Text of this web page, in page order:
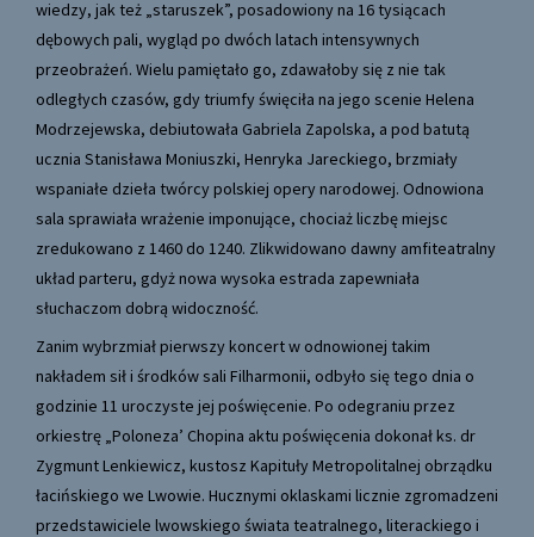
wiedzy, jak też „staruszek”, posadowiony na 16 tysiącach
dębowych pali, wygląd po dwóch latach intensywnych
przeobrażeń. Wielu pamiętało go, zdawałoby się z nie tak
odległych czasów, gdy triumfy święciła na jego scenie Helena
Modrzejewska, debiutowała Gabriela Zapolska, a pod batutą
ucznia Stanisława Moniuszki, Henryka Jareckiego, brzmiały
wspaniałe dzieła twórcy polskiej opery narodowej. Odnowiona
sala sprawiała wrażenie imponujące, chociaż liczbę miejsc
zredukowano z 1460 do 1240. Zlikwidowano dawny amfiteatralny
układ parteru, gdyż nowa wysoka estrada zapewniała
słuchaczom dobrą widoczność.
Zanim wybrzmiał pierwszy koncert w odnowionej takim
nakładem sił i środków sali Filharmonii, odbyło się tego dnia o
godzinie 11 uroczyste jej poświęcenie. Po odegraniu przez
orkiestrę „Poloneza’ Chopina aktu poświęcenia dokonał ks. dr
Zygmunt Lenkiewicz, kustosz Kapituły Metropolitalnej obrządku
łacińskiego we Lwowie. Hucznymi oklaskami licznie zgromadzeni
przedstawiciele lwowskiego świata teatralnego, literackiego i